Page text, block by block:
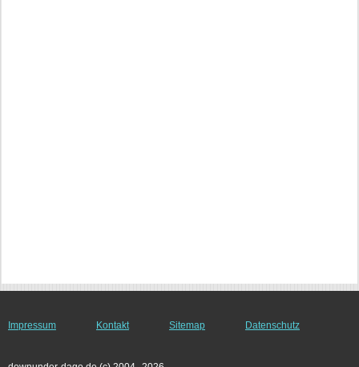
Impressum Kontakt Sitemap Datenschutz